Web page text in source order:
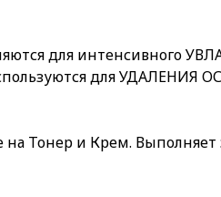
для интенсивного
для
Тонер и Крем.